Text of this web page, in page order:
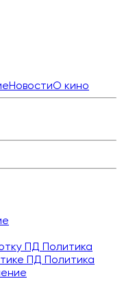
НовостиО кино
ПД Политика
ПД Политика